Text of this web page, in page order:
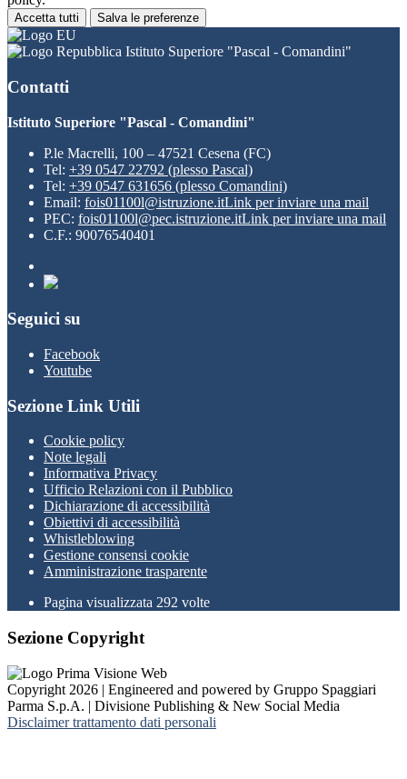
Accetta tutti Salva le preferenze
Istituto Superiore "Pascal - Comandini"
Contatti
Istituto Superiore "Pascal - Comandini"
P.le Macrelli, 100 – 47521 Cesena (FC)
Tel: +39 0547 22792 (plesso Pascal)
Tel: +39 0547 631656 (plesso Comandini)
Email: fois01100l@istruzione.itLink per inviare una mail
PEC: fois01100l@pec.istruzione.itLink per inviare una mail
C.F.: 90076540401
Seguici su
Facebook
Youtube
Sezione Link Utili
Cookie policy
Note legali
Informativa Privacy
Ufficio Relazioni con il Pubblico
Dichiarazione di accessibilità
Obiettivi di accessibilità
Whistleblowing
Gestione consensi cookie
Amministrazione trasparente
Pagina visualizzata 292 volte
Sezione Copyright
Copyright 2026 | Engineered and powered by Gruppo Spaggiari
Parma S.p.A. | Divisione Publishing & New Social Media
Disclaimer trattamento dati personali